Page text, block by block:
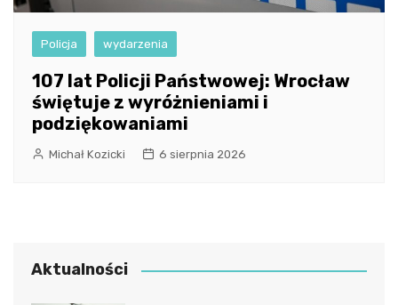
Policja wydarzenia
107 lat Policji Państwowej: Wrocław
świętuje z wyróżnieniami i
podziękowaniami
Michał Kozicki 6 sierpnia 2026
Aktualności